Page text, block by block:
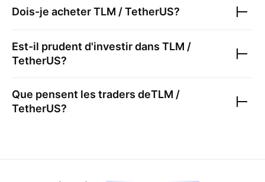
Dois-je acheterTLM / TetherUS?
Est-il prudent d'investir dans TLM /
TetherUS?
Que pensent les traders deTLM /
TetherUS?